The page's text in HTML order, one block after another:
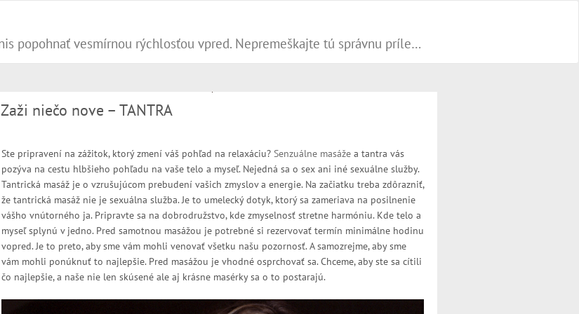
Progresívne PR články dokážu váš biznis popohnať vesmírnou rýchlosťou vpred. Nepremeškajte tú správnu príležitosť a publikujte na našom webe.
Zaži niečo nove – TANTRA
Ste pripravení na zážitok, ktorý zmení váš pohľad na relaxáciu? Senzuálne masážea tantra vás
pozýva na cestu hlbšieho pohľadu na vaše telo a myseľ. Nejedná sa o sex ani iné sexuálne služby.
Tantrická masáž je o vzrušujúcom prebudení vašich zmyslov a energie. Na začiatku treba zdôrazniť,
že tantrická masáž nie je sexuálna služba. Je to umelecký dotyk, ktorý sa zameriava na posilnenie
vášho vnútorného ja. Pripravte sa na dobrodružstvo, kde zmyselnosť stretne harmóniu. Kde telo a
myseľ splynú v jedno. Pred samotnou masážou je potrebné si rezervovať termín minimálne hodinu
vopred. Je to preto, aby sme vám mohli venovať všetku našu pozornosť. A samozrejme, aby sme
vám mohli ponúknuť to najlepšie. Pred masážou je vhodné osprchovať sa. Chceme, aby ste sa cítili
čo najlepšie, a naše nie len skúsené ale aj krásne masérky sa o to postarajú.